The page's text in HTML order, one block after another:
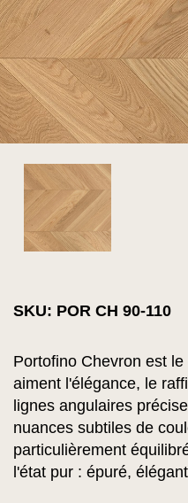
SKU: POR CH 90-110
Portofino Chevron est
aiment l'élégance, le
lignes angulaires
nuances subtiles de
particulièrement
l'état pur : épuré,